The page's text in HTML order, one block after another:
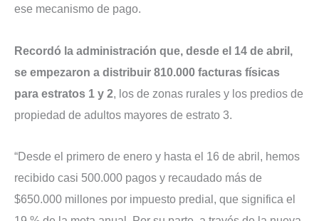
ese mecanismo de pago.
Recordó la administración que, desde el 14 de abril,
se empezaron a distribuir 810.000 facturas físicas
para estratos 1 y 2, los de zonas rurales y los predios de
propiedad de adultos mayores de estrato 3.
“Desde el primero de enero y hasta el 16 de abril, hemos
recibido casi 500.000 pagos y recaudado más de
$650.000 millones por impuesto predial, que significa el